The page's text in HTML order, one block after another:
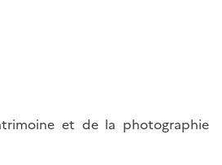
et de la photographie